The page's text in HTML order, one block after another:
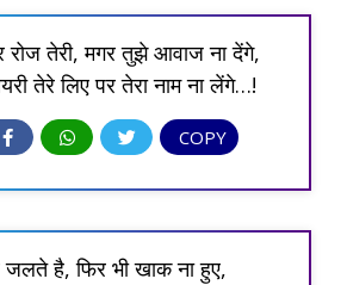
रोज तेरी, मगर तुझे आवाज ना देंगे,
तेरे लिए पर तेरा नाम ना लेंगे…!
COPY
जलते है, फिर भी खाक ना हुए,